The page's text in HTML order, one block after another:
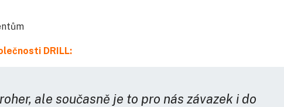
DRILL:
ale současně je to pro nás závazek i do